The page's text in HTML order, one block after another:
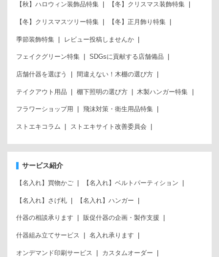
【秋】ハロウィン装飾品特集 【冬】クリスマス装飾特集
【冬】クリスマスツリー特集 【冬】正月飾り特集
季節装飾特集 レビュー投稿しませんか
フェイクグリーン特集 SDGsに貢献する店舗備品
店舗什器を選ぼう 間違えない！木棚の選び方
テイクアウト用品 棚下照明の選び方 木製ハンガー特集
フラワーショップ用 飛沫対策・衛生用品特集
ストエキコラム ストエキサイト改善委員会
サービス紹介
【名入れ】買物かご 【名入れ】ベルトパーティション
【名入れ】さげ札 【名入れ】ハンガー
什器の相談承ります 販促什器の企画・製作支援
什器組み立てサービス 名入れ承ります
オンデマンド印刷サービス カスタムオーダー